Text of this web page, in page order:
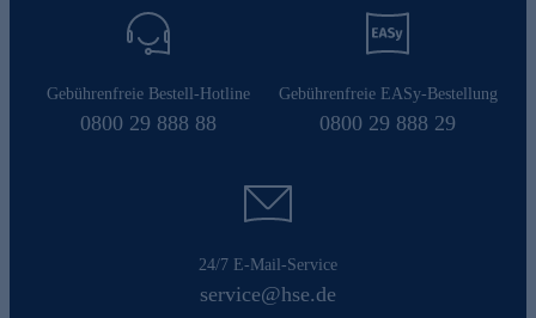
Gebührenfreie Bestell-Hotline
0800 29 888 88
Gebührenfreie EASy-Bestellung
0800 29 888 29
24/7 E-Mail-Service
service@hse.de